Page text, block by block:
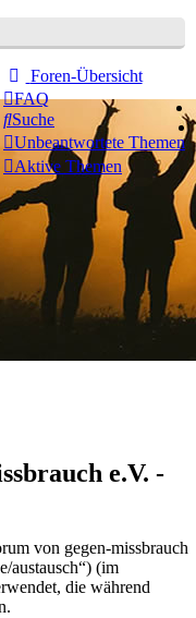
Foren-Übersicht
FAQ
Suche
Unbeantwortete Themen
Aktive Themen
e.V. -
von gegen-missbrauch
austausch“) (im
die während